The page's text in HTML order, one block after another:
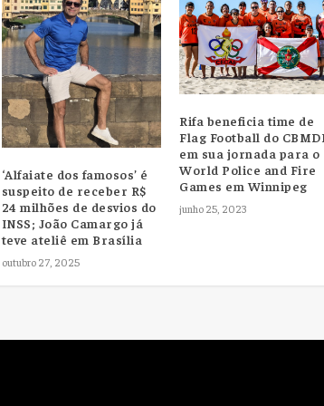
‘Alfaiate dos famosos’ é
suspeito de receber R$
24 milhões de desvios do
INSS; João Camargo já
teve ateliê em Brasília
outubro 27, 2025
Rifa beneficia time de
Flag Football do
em sua jornada para o
World Police and Fire
Games em Winnipeg
junho 25, 2023